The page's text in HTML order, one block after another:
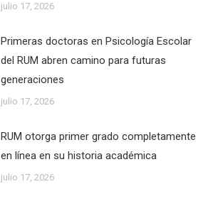
julio 17, 2026
Primeras doctoras en Psicología Escolar
del RUM abren camino para futuras
generaciones
julio 17, 2026
RUM otorga primer grado completamente
en línea en su historia académica
julio 17, 2026